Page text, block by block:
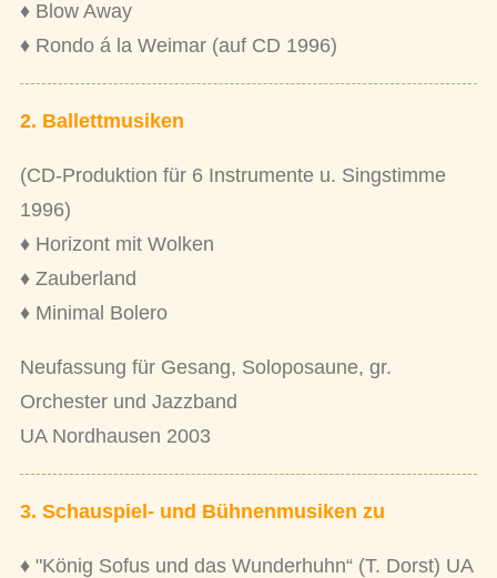
♦ Blow Away
♦ Rondo á la Weimar (auf CD 1996)
2. Ballettmusiken
(CD-Produktion für 6 Instrumente u. Singstimme
1996)
♦ Horizont mit Wolken
♦ Zauberland
♦ Minimal Bolero
Neufassung für Gesang, Soloposaune, gr.
Orchester und Jazzband
UA Nordhausen 2003
3. Schauspiel- und Bühnenmusiken zu
♦ "König Sofus und das Wunderhuhn“ (T. Dorst) UA